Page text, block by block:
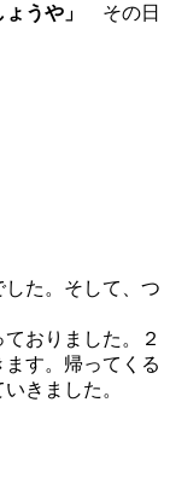
うや」
その日
た。そして、つ
おりました。２
す。帰ってくる
きました。